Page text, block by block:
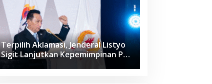
Terpilih Aklamasi, Jenderal Listyo
Sigit Lanjutkan Kepemimpinan PB
ISSI hingga 2029